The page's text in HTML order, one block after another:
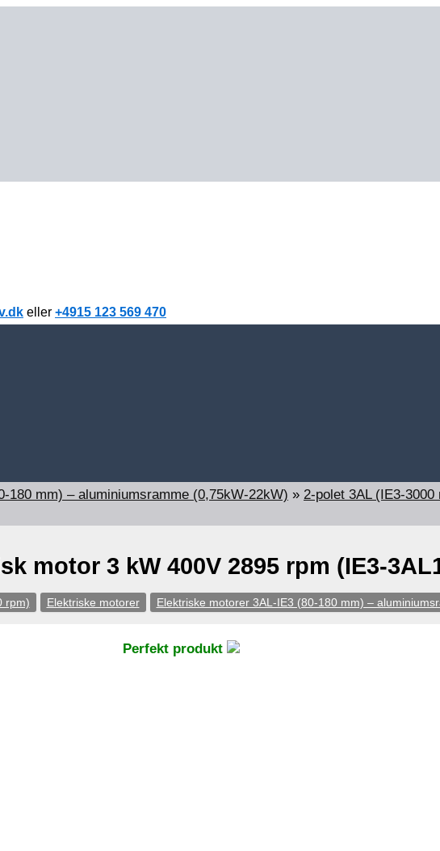
eller +4915 123 569 470
180 mm) – aluminiumsramme (0,75kW-22kW) » 2-polet 3AL (IE3-3000
motor 3 kW 400V 2895 rpm (IE3-
rpm) Elektriske motorer Elektriske motorer 3AL-IE3 (80-180 mm) –
Perfekt produkt